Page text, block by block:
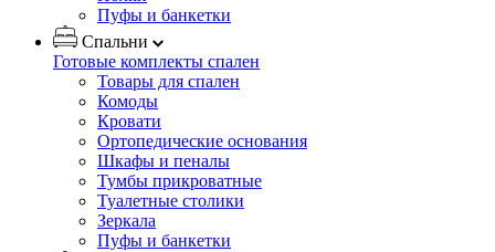
Пуфы и банкетки
Спальни
Готовые комплекты спален
Товары для спален
Комоды
Кровати
Ортопедические основания
Шкафы и пеналы
Тумбы прикроватные
Туалетные столики
Зеркала
Пуфы и банкетки